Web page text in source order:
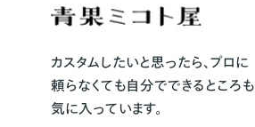
カスタムしたいと思ったら、プロに
頼らなくても自分でできるところも
気に入っています。